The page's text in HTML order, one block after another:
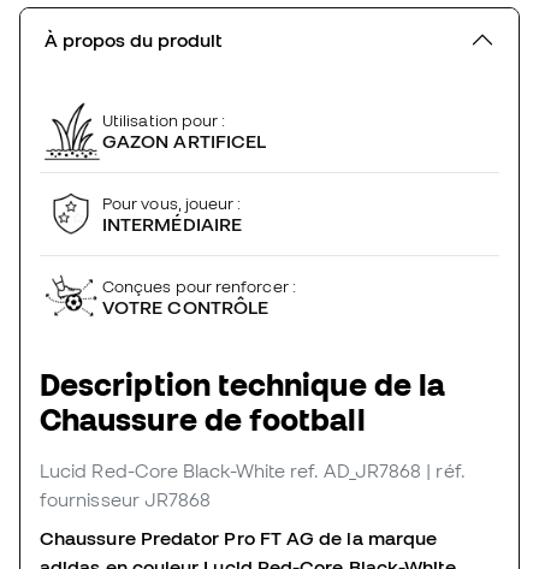
À propos du produit
Utilisation pour :
GAZON ARTIFICEL
Pour vous, joueur :
INTERMÉDIAIRE
Conçues pour renforcer :
VOTRE CONTRÔLE
Description technique de la
Chaussure de football
Lucid Red-Core Black-White ref. AD_JR7868 | réf.
fournisseur JR7868
Chaussure Predator Pro FT AG de la marque